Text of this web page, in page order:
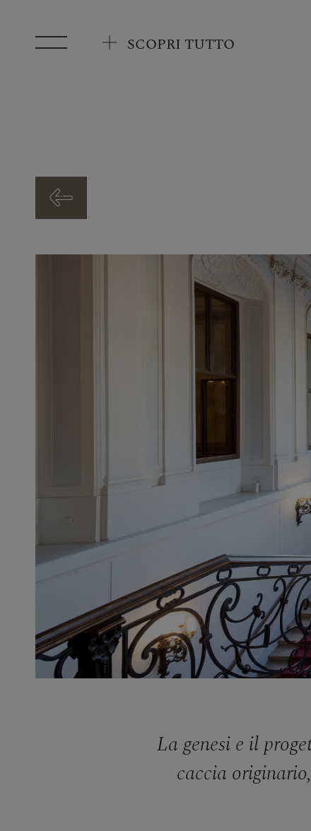
SCOPRI TUTTO
La genesi e il
caccia